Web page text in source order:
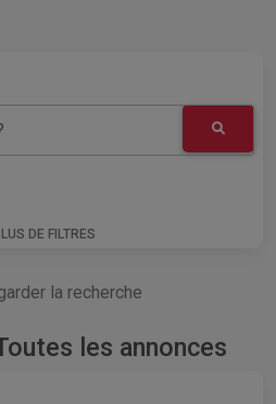
DE FILTRES
la recherche
les annonces